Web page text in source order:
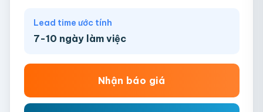
Lead time ước tính
7-10 ngày làm việc
Nhận báo giá